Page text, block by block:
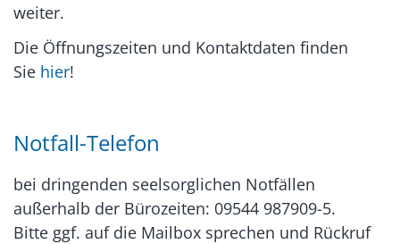
weiter.
Die Öffnungszeiten und Kontaktdaten finden
Sie hier!
Notfall-Telefon
bei dringenden seelsorglichen Notfällen
außerhalb der Bürozeiten: 09544 987909-5.
Bitte ggf. auf die Mailbox sprechen und Rückruf